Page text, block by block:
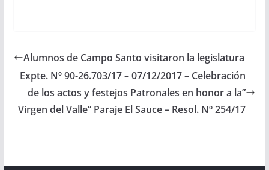
Departamento de
Alumnos de Campo Santo visitaron la legislatura
Expte. Nº 90-26.703/17 – 07/12/2017 – Celebración
de los actos y festejos Patronales en honor a la”
Virgen del Valle” Paraje El Sauce – Resol. Nº 254/17